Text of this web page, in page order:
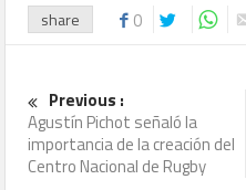
share 0
Previous :
Agustín Pichot señaló la
importancia de la creación del
Centro Nacional de Rugby